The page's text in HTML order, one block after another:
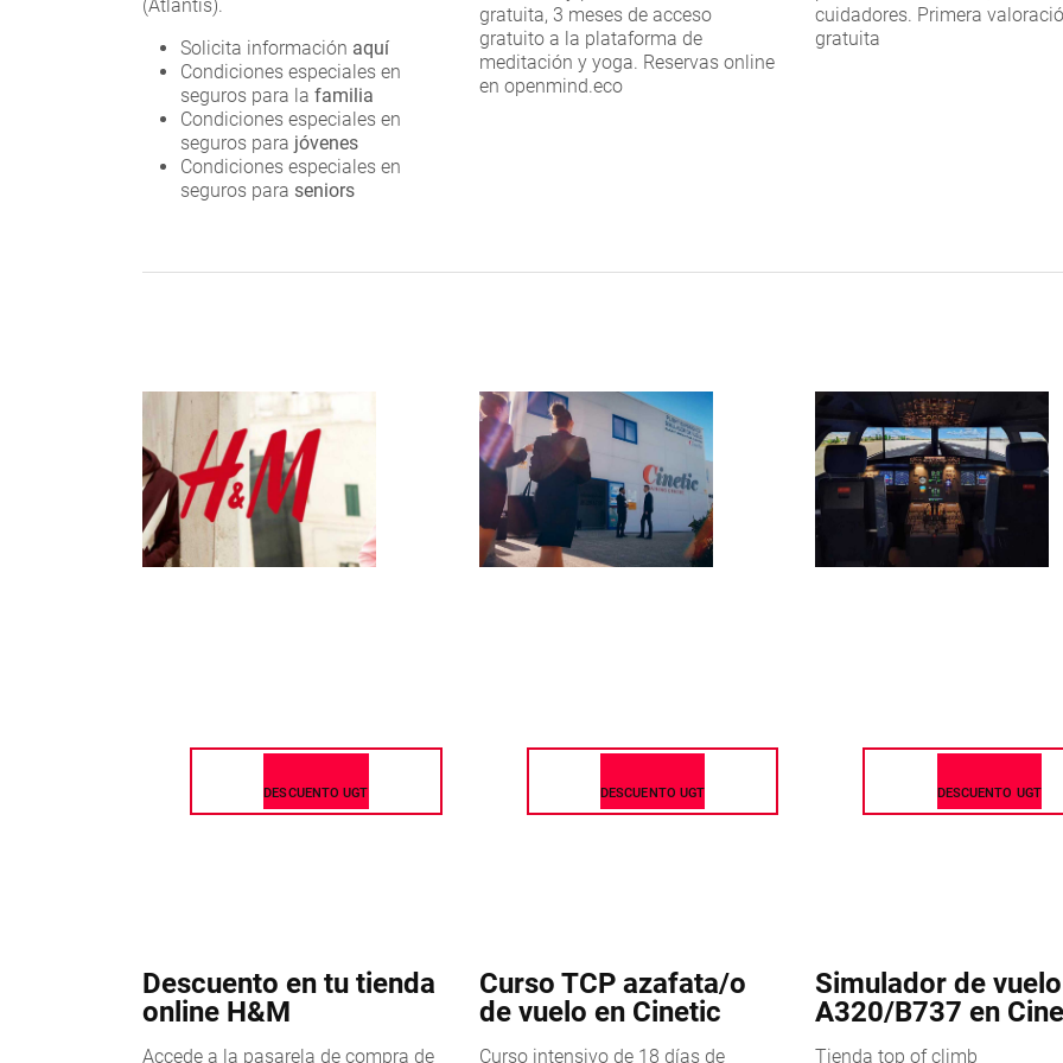
(Atlantis).
Solicita información aquí
Condiciones especiales en
seguros para la familia
Condiciones especiales en
seguros para jóvenes
Condiciones especiales en
seguros para seniors
gratuita, 3 meses de acceso
gratuito a la plataforma de
meditación y yoga. Reservas online
en openmind.eco
cuidadores. Primera
gratuita
DESCUENTO UGT
Descuento en tu tienda
online H&M
Accede a la pasarela de compra de
DESCUENTO UGT
Curso TCP azafata/o
de vuelo en Cinetic
Curso intensivo de 18 días de
DESCUENTO UGT
Simulador de vuelo
A320/B737 en
Tienda top of climb